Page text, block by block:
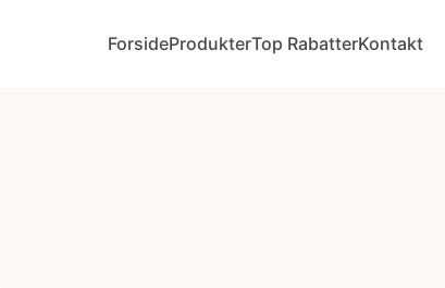
ForsideProdukterTop RabatterKontakt